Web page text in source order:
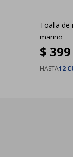
Toalla de
marino
$ 399
HASTA12